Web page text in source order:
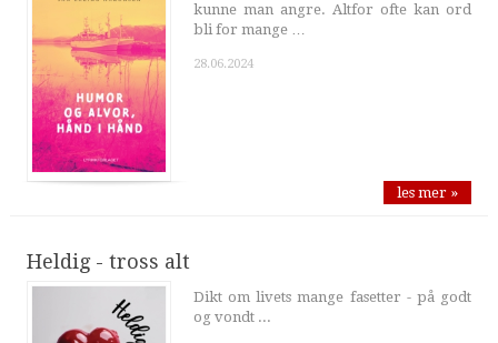
kunne man angre. Altfor ofte kan ord
bli for mange …
28.06.2024
les mer »
Heldig - tross alt
Dikt om livets mange fasetter - på godt
og vondt ...